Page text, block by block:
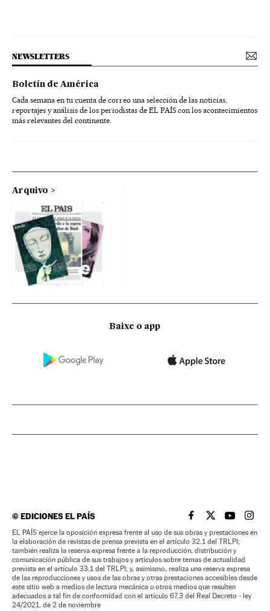
NEWSLETTERS
Boletín de América
Cada semana en tu cuenta de correo una selección de las noticias,
reportajes y análisis de los periodistas de EL PAÍS con los acontecimientos
más relevantes del continente.
Arquivo
Baixe o app
©EDICIONES EL PAÍS EL PAÍS BRASIL EN
EL PAÍSEL PAÍS
EL
EL PAÍS ejerce la oposición expresa frente al uso de sus obras y prestaciones en
la elaboración de revistas de prensa prevista en el artículo 32.1 del TRLPI;
también realiza la reserva expresa frente a la reproducción, distribución y
comunicación pública de sus trabajos y artículos sobre temas de actualidad
prevista en el artículo 33.1 del TRLPI; y, asimismo, realiza una reserva expresa
de las reproducciones y usos de las obras y otras prestaciones accesibles desde
este sitio web a medios de lectura mecánica u otros medios que resulten
adecuados a tal fin de conformidad con el artículo 67.3 del Real Decreto - ley
24/2021, de 2 de noviembre